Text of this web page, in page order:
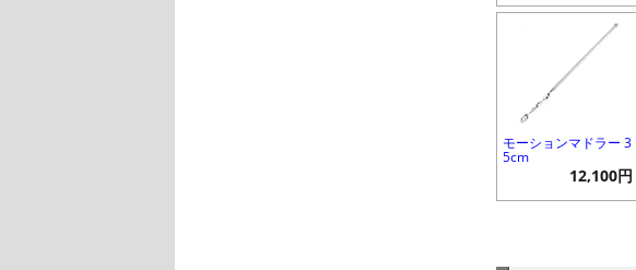
モーションマドラー 3
5cm
12,100円